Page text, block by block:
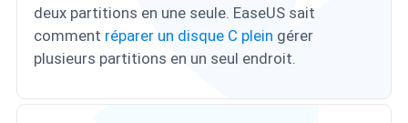
deux partitions en une seule. EaseUS sait
comment réparer un disque C plein gérer
plusieurs partitions en un seul endroit.